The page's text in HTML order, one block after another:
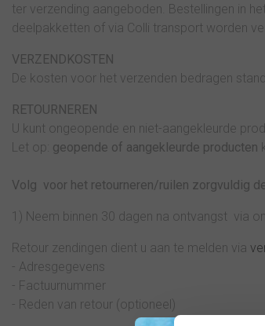
ter verzending aangeboden. Bestellingen in
deelpakketten of via Colli transport worden
VERZENDKOSTEN
De kosten voor het verzenden bedragen
RETOURNEREN
U kunt ongeopende en niet-aangekleurde
Let op: geopende of aangekleurde producten
Volg voor het retourneren/ruilen zorgvuldig
1) Neem binnen 30 dagen na ontvangst via
Retour zendingen dient u aan te melden via
- Adresgegevens
- Factuurnummer
- Reden van retour (optioneel)